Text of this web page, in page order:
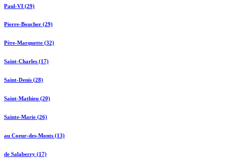
Paul-VI (29)
Pierre-Boucher (29)
Père-Marquette (32)
Saint-Charles (17)
Saint-Denis (28)
Saint-Mathieu (20)
Sainte-Marie (26)
au Coeur-des-Monts (13)
de Salaberry (17)